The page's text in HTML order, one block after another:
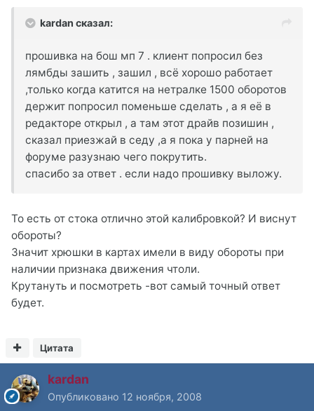
kardan сказал:
прошивка на бош мп 7 . клиент попросил без
лямбды зашить , зашил , всё хорошо работает
,только когда катится на нетралке 1500 оборотов
держит попросил поменьше сделать , а я её в
редакторе открыл , а там этот драйв позишин ,
сказал приезжай в седу ,а я пока у парней на
форуме разузнаю чего покрутить.
спасибо за ответ . если надо прошивку выложу.
То есть от стока отлично этой калибровкой? И виснут
обороты?
Значит хрюшки в картах имели в виду обороты при
наличии признака движения чтоли.
Крутануть и посмотреть -вот самый точный ответ
будет.
Цитата
kardan
Опубликовано 12 ноября, 2008